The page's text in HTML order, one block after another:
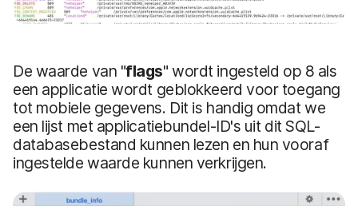
De waarde van "flags" wordt ingesteld op 8 als
een applicatie wordt geblokkeerd voor toegang
tot mobiele gegevens. Dit is handig omdat we
een lijst met applicatiebundel-ID's uit dit SQL-
databasebestand kunnen lezen en hun vooraf
ingestelde waarde kunnen verkrijgen.